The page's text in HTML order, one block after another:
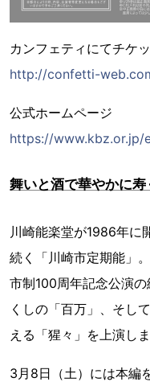
カンフェティにてチケ
http://confetti-
公式ホームページ
https://www.kbz.or.jp/
舞いと酒で華やかに寿
川崎能楽堂が1986年に
続く「川崎市定期能」。
市制100周年記念公演
くしの「百万」、そし
える「猩々」を上演しま
3月8日（土）には本編